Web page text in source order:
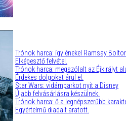
Trónok harca: így énekel Ramsay
Elképesztő felvétel.
Trónok harca: megszólalt az Éjkirályt
Érdekes dolgokat árul el.
Star Wars: vidámparkot nyit a Disney
Újabb felvásárlásra készülnek.
Trónok harca: ő a legnépszerűbb
Egyértelmű diadalt aratott.